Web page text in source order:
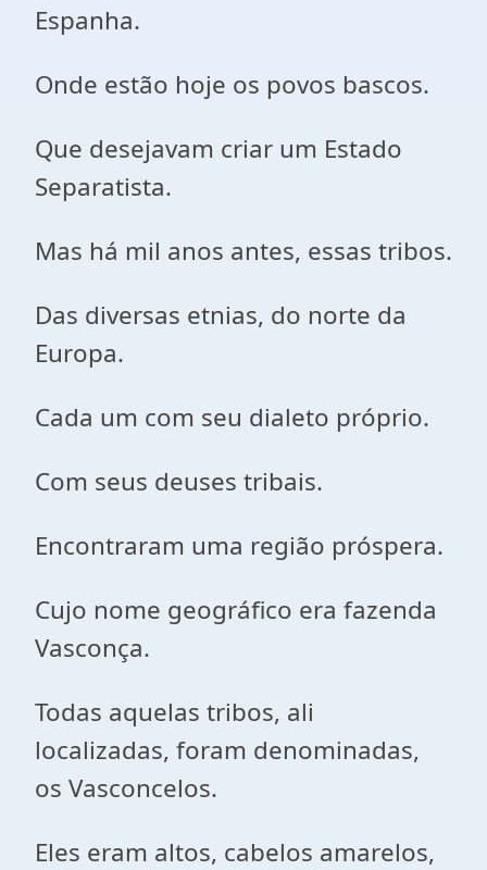
Espanha.
Onde estão hoje os povos bascos.
Que desejavam criar um Estado
Separatista.
Mas há mil anos antes, essas tribos.
Das diversas etnias, do norte da
Europa.
Cada um com seu dialeto próprio.
Com seus deuses tribais.
Encontraram uma região próspera.
Cujo nome geográfico era fazenda
Vasconça.
Todas aquelas tribos, ali
localizadas, foram denominadas,
os Vasconcelos.
Eles eram altos, cabelos amarelos,